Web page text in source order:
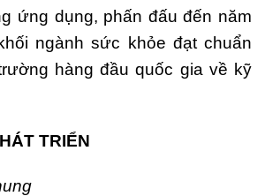
ứng dụng, phấn đấu đến năm
ngành sức khỏe đạt chuẩn
hàng đầu quốc gia về kỹ
TRIỂN